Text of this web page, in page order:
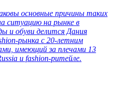
основные причины таких
ситуацию на рынке в
и обуви делится Дания
рынка с 20-летним
имеющий за плечами 13
и fashion-ритейле.